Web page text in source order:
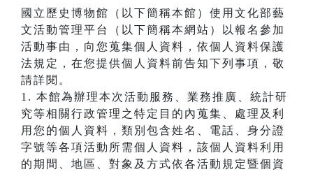
國立歷史博物館（以下簡稱本館）使用文化部藝
文活動管理平台（以下簡稱本網站）以報名參加
活動事由，向您蒐集個人資料，依個人資料保護
法規定，在您提供個人資料前告知下列事項，敬
請詳閱。
1. 本館為辦理本次活動服務、業務推廣、統計研
究等相關行政管理之特定目的內蒐集、處理及利
用您的個人資料，類別包含姓名、電話、身分證
字號等各項活動所需個人資料，該個人資料利用
的期間、地區、對象及方式依各活動規定暨個資